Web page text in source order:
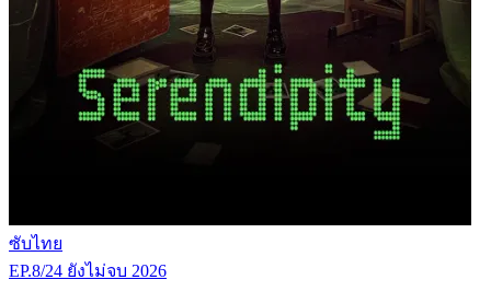
ซับไทย
EP.8/24 ยังไม่จบ 2026